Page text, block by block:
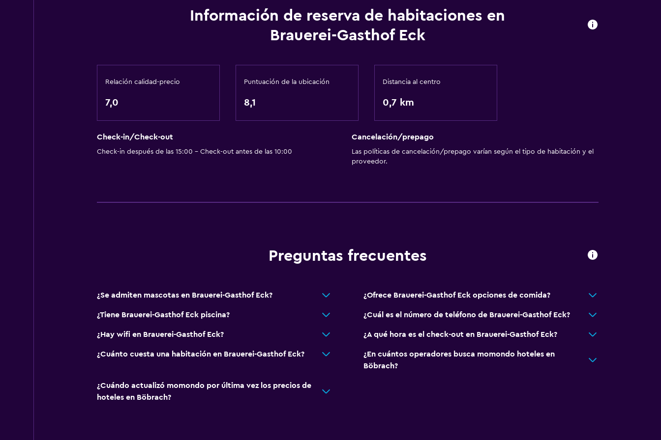
Accesibilidad y adecuación
Plantas superiores accesibles por escaleras
Comedor
Tetera eléctrica
Almuerzos para llevar
Máquina expendedora (bebidas)
Servicios y facilidades
Caja fuerte
Baño
Ducha
Aseo
Área de picnic
Estacionamiento y transporte
TV
Camas extralargas (+2 m)
Información de reserva de habitaciones en
Brauerei-Gasthof Eck
Relación calidad-precio
7,0
Puntuación de la ubicación
8,1
Distancia al centro
0,7 km
Check-in/Check-out
Check-in después de las 15:00 - Check-out antes de las 10:00
Cancelación/prepago
Las políticas de cancelación/prepago varían según el tipo de habitación y el
proveedor.
Preguntas frecuentes
¿Se admiten mascotas en Brauerei-Gasthof Eck? ¿Ofrece Brauerei-Gasthof Eck opciones de comida?
¿Tiene Brauerei-Gasthof Eck piscina? ¿Cuál es el número de teléfono de Brauerei-Gasthof Eck?
¿Hay wifi en Brauerei-Gasthof Eck? ¿A qué hora es el check-out en Brauerei-Gasthof Eck?
¿Cuánto cuesta una habitación en Brauerei-Gasthof Eck?
¿En cuántos operadores busca momondo hoteles en
Böbrach?
¿Cuándo actualizó momondo por última vez los precios de
hoteles en Böbrach?